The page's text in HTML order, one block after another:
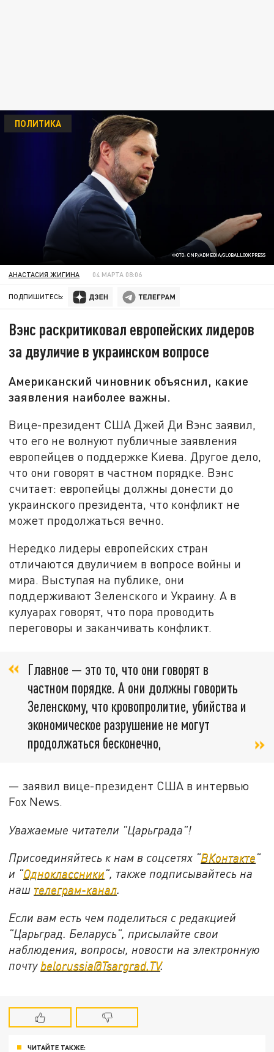
ФОТО: CNP/ADMEDIA/GLOBALLOOKPRESS
ПОЛИТИКА
АНАСТАСИЯ ЖИГИНА 04 МАРТА 08:06
ПОДПИШИТЕСЬ:
Вэнс раскритиковал европейских лидеров
за двуличие в украинском вопросе
Американский чиновник объяснил, какие
заявления наиболее важны.
Вице-президент США Джей Ди Вэнс заявил,
что его не волнуют публичные заявления
европейцев о поддержке Киева. Другое дело,
что они говорят в частном порядке. Вэнс
считает: европейцы должны донести до
украинского президента, что конфликт не
может продолжаться вечно.
Нередко лидеры европейских стран
отличаются двуличием в вопросе войны и
мира. Выступая на публике, они
поддерживают Зеленского и Украину. А в
кулуарах говорят, что пора проводить
переговоры и заканчивать конфликт.
Главное — это то, что они говорят в
частном порядке. А они должны говорить
Зеленскому, что кровопролитие, убийства и
экономическое разрушение не могут
продолжаться бесконечно,
— заявил вице-президент США в интервью
Fox News.
Уважаемые читатели "Царьграда"!
Присоединяйтесь к нам в соцсетях "ВКонтакте"
и "Одноклассники", также подписывайтесь на
наш телеграм-канал.
Если вам есть чем поделиться с редакцией
"Царьград. Беларусь", присылайте свои
наблюдения, вопросы, новости на электронную
почту belorussia@Tsargrad.TV.
ЧИТАЙТЕ ТАКЖЕ: